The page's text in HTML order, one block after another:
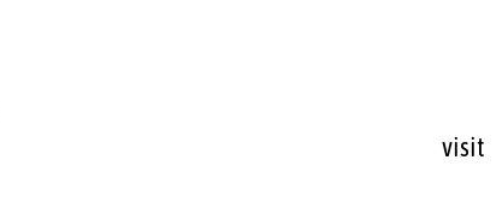
visit